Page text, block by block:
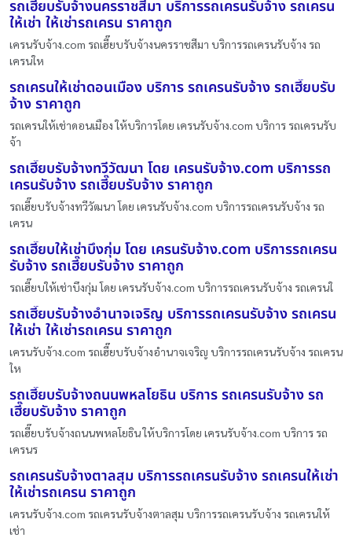
รถเฮี๊ยบรับจ้างนครราชสีมา บริการรถเครนรับจ้าง รถเครน
ให้เช่า ให้เช่ารถเครน ราคาถูก
เครนรับจ้าง.com รถเฮี๊ยบรับจ้างนครราชสีมา บริการรถเครนรับจ้าง รถ
เครนให
รถเครนให้เช่าดอนเมือง บริการ รถเครนรับจ้าง รถเฮี๊ยบรับ
จ้าง ราคาถูก
รถเครนให้เช่าดอนเมือง ให้บริการโดย เครนรับจ้าง.com บริการ รถเครนรับ
จ้า
รถเฮี๊ยบรับจ้างทวีวัฒนา โดย เครนรับจ้าง.com บริการรถ
เครนรับจ้าง รถเฮี๊ยบรับจ้าง ราคาถูก
รถเฮี๊ยบรับจ้างทวีวัฒนา โดย เครนรับจ้าง.com บริการรถเครนรับจ้าง รถ
เครน
รถเฮี๊ยบให้เช่าบึงกุ่ม โดย เครนรับจ้าง.com บริการรถเครน
รับจ้าง รถเฮี๊ยบรับจ้าง ราคาถูก
รถเฮี๊ยบให้เช่าบึงกุ่ม โดย เครนรับจ้าง.com บริการรถเครนรับจ้าง รถเครนใ
รถเฮี๊ยบรับจ้างอำนาจเจริญ บริการรถเครนรับจ้าง รถเครน
ให้เช่า ให้เช่ารถเครน ราคาถูก
เครนรับจ้าง.com รถเฮี๊ยบรับจ้างอำนาจเจริญ บริการรถเครนรับจ้าง รถเครน
ให
รถเฮี๊ยบรับจ้างถนนพหลโยธิน บริการ รถเครนรับจ้าง รถ
เฮี๊ยบรับจ้าง ราคาถูก
รถเฮี๊ยบรับจ้างถนนพหลโยธิน ให้บริการโดย เครนรับจ้าง.com บริการ รถ
เครนร
รถเครนรับจ้างตาลสุม บริการรถเครนรับจ้าง รถเครนให้เช่า
ให้เช่ารถเครน ราคาถูก
เครนรับจ้าง.com รถเครนรับจ้างตาลสุม บริการรถเครนรับจ้าง รถเครนให้
เช่า